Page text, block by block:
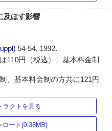
及ほす影響
54-54, 1992.
110円（税込）、基本料金制
、基本料金制の方共に121円
ラクトを見る
ロード(0.38MB)